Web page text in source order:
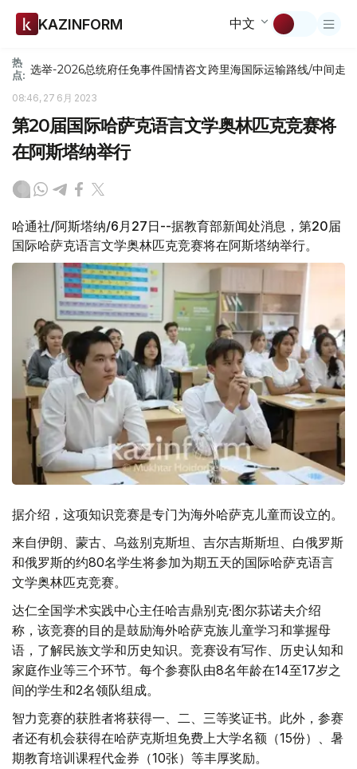
KAZINFORM 中文
热
点: 选举-2026总统府任免事件国情咨文跨里海国际运输路线/中间走廊
08:46, 27 6月 2023
第20届国际哈萨克语言文学奥林匹克竞赛将
在阿斯塔纳举行
哈通社/阿斯塔纳/6月27日--据教育部新闻处消息，第20届
国际哈萨克语言文学奥林匹克竞赛将在阿斯塔纳举行。
据介绍，这项知识竞赛是专门为海外哈萨克儿童而设立的。
来自伊朗、蒙古、乌兹别克斯坦、吉尔吉斯斯坦、白俄罗斯
和俄罗斯的约80名学生将参加为期五天的国际哈萨克语言
文学奥林匹克竞赛。
达仁全国学术实践中心主任哈吉鼎别克·图尔荪诺夫介绍
称，该竞赛的目的是鼓励海外哈萨克族儿童学习和掌握母
语，了解民族文学和历史知识。竞赛设有写作、历史认知和
家庭作业等三个环节。每个参赛队由8名年龄在14至17岁之
间的学生和2名领队组成。
智力竞赛的获胜者将获得一、二、三等奖证书。此外，参赛
者还有机会获得在哈萨克斯坦免费上大学名额（15份）、暑
期教育培训课程代金券（10张）等丰厚奖励。